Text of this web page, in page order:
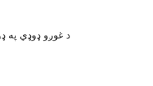
د غوږو ډوډي په